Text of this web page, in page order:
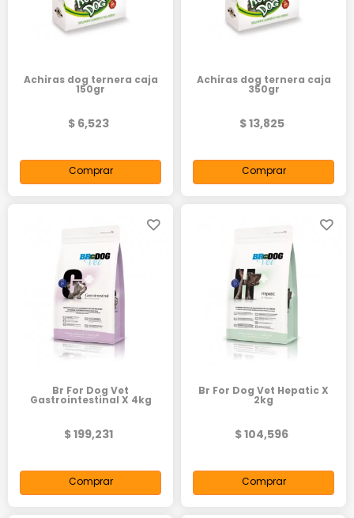
Achiras dog ternera caja
150gr
$ 6,523
Comprar
Achiras dog ternera caja
350gr
$ 13,825
Comprar
Br For Dog Vet
Gastrointestinal X 4kg
$ 199,231
Comprar
Br For Dog Vet Hepatic X
2kg
$ 104,596
Comprar